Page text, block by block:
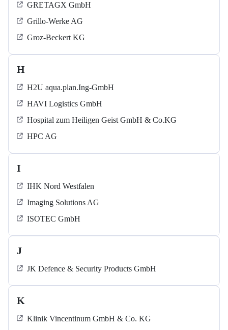
GRETAGX GmbH
Grillo-Werke AG
Groz-Beckert KG
H
H2U aqua.plan.Ing-GmbH
HAVI Logistics GmbH
Hospital zum Heiligen Geist GmbH & Co.KG
HPC AG
I
IHK Nord Westfalen
Imaging Solutions AG
ISOTEC GmbH
J
JK Defence & Security Products GmbH
K
Klinik Vincentinum GmbH & Co. KG